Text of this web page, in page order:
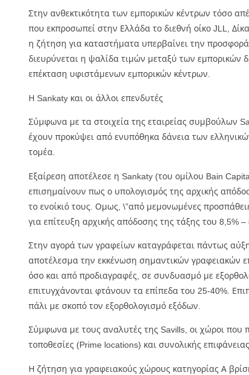
Στην ανθεκτικότητα των εμπορικών κέντρων τόσο
που εκπροσωπεί στην Ελλάδα το διεθνή οίκο JLL,
η ζήτηση για καταστήματα υπερβαίνει την
διευρύνεται η ψαλίδα τιμών μεταξύ των εμπορικών
επέκταση υφιστάμενων εμπορικών κέντρων.
Η Sankaty και οι άλλοι επενδυτές
Σύμφωνα με τα στοιχεία της εταιρείας συμβούλων
έχουν προκύψει από ενυπόθηκα δάνεια των
τομέα.
Εξαίρεση αποτέλεσε η Sankaty (του ομίλου Bain
επισημαίνουν πως ο υπολογισμός της αρχικής
το ενοίκιό τους. Ομως, \”από μεμονωμένες
για επίτευξη αρχικής απόδοσης της τάξης του 8,5% –
Στην αγορά των γραφείων καταγράφεται πάντως
αποτέλεσμα την εκκένωση σημαντικών γραφειακών
όσο και από προδιαγραφές, σε συνδυασμό με
επιτυγχάνονται φτάνουν τα επίπεδα του 25-40%.
πάλι με σκοπό τον εξορθολογισμό εξόδων.
Σύμφωνα με τους αναλυτές της Savills, οι χώροι
τοποθεσίες (Prime locations) και συνολικής
Η ζήτηση για γραφειακούς χώρους κατηγορίας Α